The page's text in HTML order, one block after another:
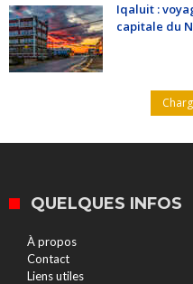
Iqaluit :
capitale du
QUELQUES INFOS
À propos
Contact
Liens utiles